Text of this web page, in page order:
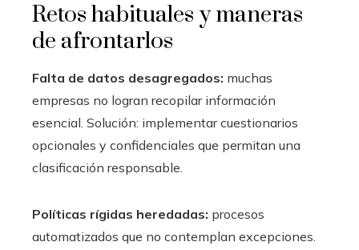
Retos habituales y maneras
de afrontarlos
Falta de datos desagregados: muchas
empresas no logran recopilar información
esencial. Solución: implementar cuestionarios
opcionales y confidenciales que permitan una
clasificación responsable.
Políticas rígidas heredadas: procesos
automatizados que no contemplan excepciones.